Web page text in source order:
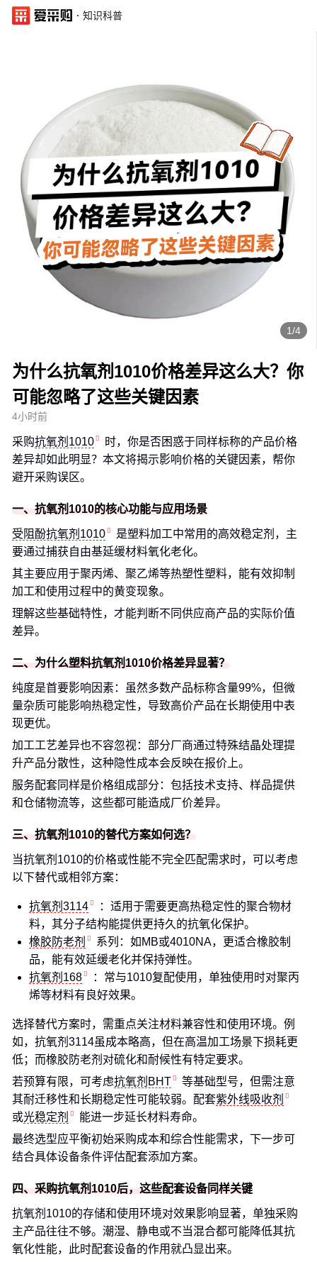
· 知识科普
1/4
为什么抗氧剂1010价格差异这么大？你
可能忽略了这些关键因素
4小时前
采购抗氧剂1010
时，你是否困惑于同样标称的产品价格
差异却如此明显？本文将揭示影响价格的关键因素，帮你
避开采购误区。
一、抗氧剂1010的核心功能与应用场景
受阻酚抗氧剂1010
是塑料加工中常用的高效稳定剂，主
要通过捕获自由基延缓材料氧化老化。
其主要应用于聚丙烯、聚乙烯等热塑性塑料，能有效抑制
加工和使用过程中的黄变现象。
理解这些基础特性，才能判断不同供应商产品的实际价值
差异。
二、为什么塑料抗氧剂1010价格差异显著？
纯度是首要影响因素：虽然多数产品标称含量99%，但微
量杂质可能影响热稳定性，导致高价产品在长期使用中表
现更优。
加工工艺差异也不容忽视：部分厂商通过特殊结晶处理提
升产品分散性，这种隐性成本会反映在报价上。
服务配套同样是价格组成部分：包括技术支持、样品提供
和仓储物流等，这些都可能造成厂价差异。
三、抗氧剂1010的替代方案如何选？
当抗氧剂1010的价格或性能不完全匹配需求时，可以考虑
以下替代或相邻方案：
抗氧剂3114
：适用于需要更高热稳定性的聚合物材
料，其分子结构能提供更持久的抗氧化保护。
橡胶防老剂
系列：如MB或4010NA，更适合橡胶制
品，能有效延缓老化并保持弹性。
抗氧剂168
：常与1010复配使用，单独使用时对聚丙
烯等材料有良好效果。
选择替代方案时，需重点关注材料兼容性和使用环境。例
如，抗氧剂3114虽成本略高，但在高温加工场景下损耗更
低；而橡胶防老剂对硫化和耐候性有特定要求。
若预算有限，可考虑抗氧剂BHT
等基础型号，但需注意
其耐迁移性和长期稳定性可能较弱。配套紫外线吸收剂
或光稳定剂
能进一步延长材料寿命。
最终选型应平衡初始采购成本和综合性能需求，下一步可
结合具体设备条件评估配套添加方案。
四、采购抗氧剂1010后，这些配套设备同样关键
抗氧剂1010的存储和使用环境对效果影响显著，单独采购
主产品往往不够。潮湿、静电或不当混合都可能降低其抗
氧化性能，此时配套设备的作用就凸显出来。